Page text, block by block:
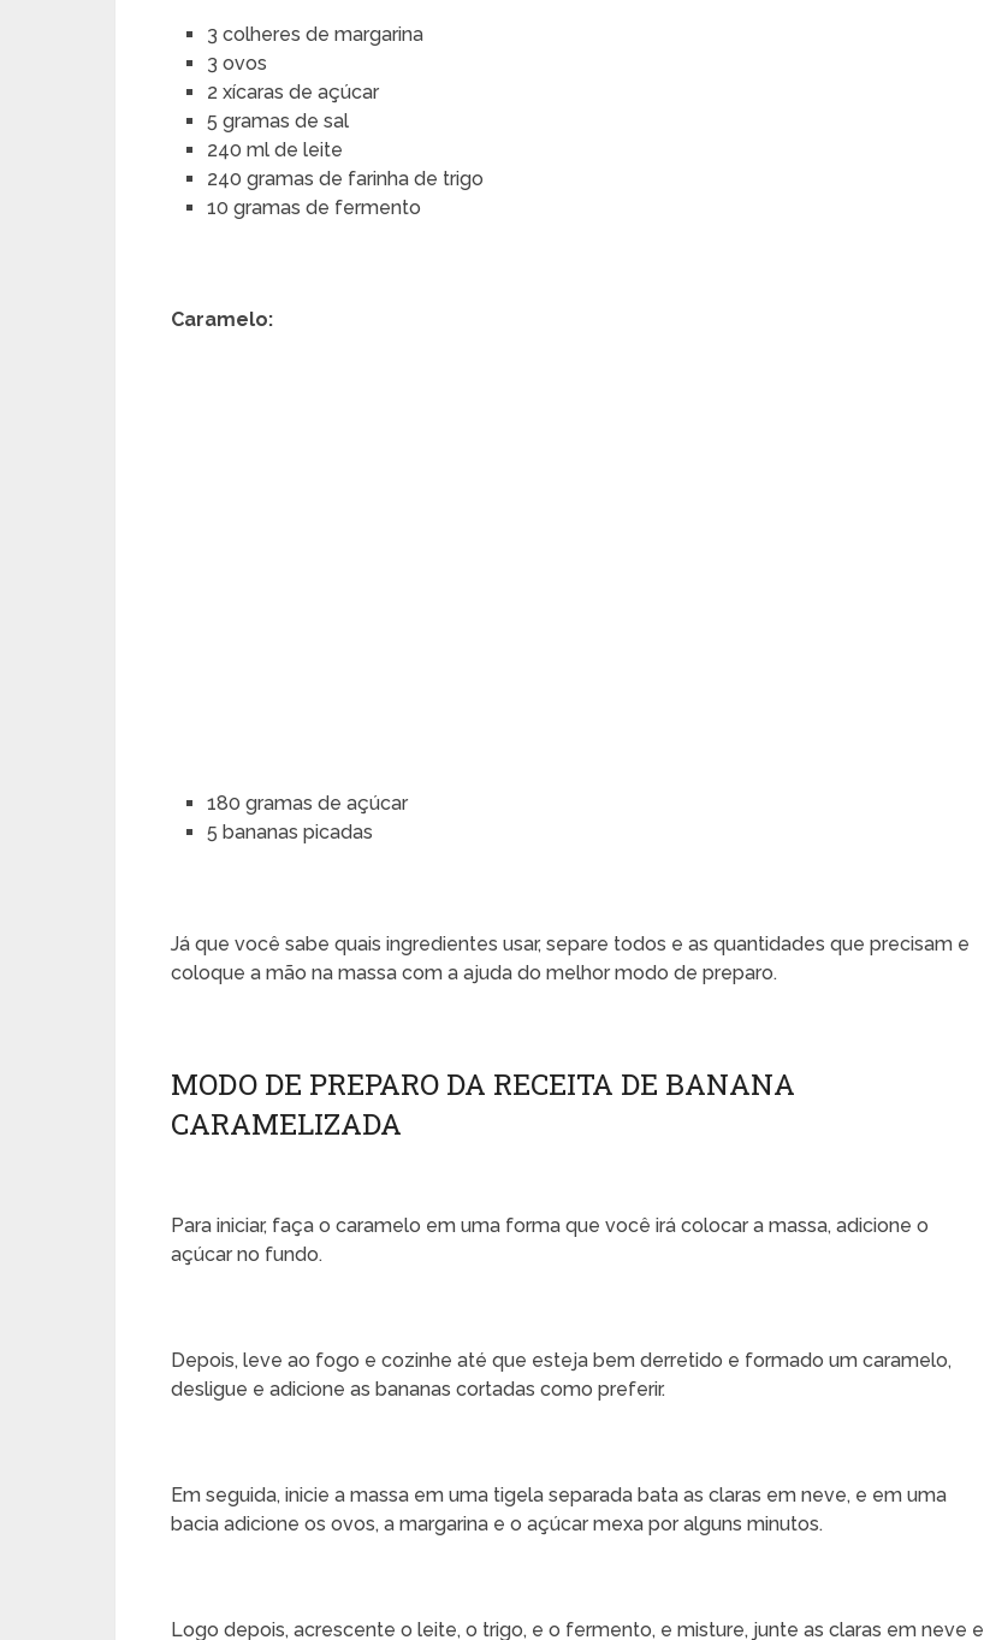
3 colheres de margarina
3 ovos
2 xícaras de açúcar
5 gramas de sal
240 ml de leite
240 gramas de farinha de trigo
10 gramas de fermento
Caramelo:
180 gramas de açúcar
5 bananas picadas
Já que você sabe quais ingredientes usar, separe todos e as quantidades que precisam e
coloque a mão na massa com a ajuda do melhor modo de preparo.
MODO DE PREPARO DA RECEITA DE BANANA
CARAMELIZADA
Para iniciar, faça o caramelo em uma forma que você irá colocar a massa, adicione o
açúcar no fundo.
Depois, leve ao fogo e cozinhe até que esteja bem derretido e formado um caramelo,
desligue e adicione as bananas cortadas como preferir.
Em seguida, inicie a massa em uma tigela separada bata as claras em neve, e em uma
bacia adicione os ovos, a margarina e o açúcar mexa por alguns minutos.
Logo depois, acrescente o leite, o trigo, e o fermento, e misture, junte as claras em neve e